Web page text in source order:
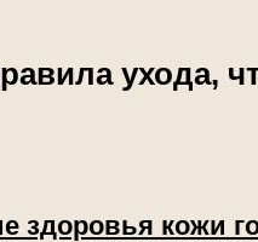
ухода,
здоровья кожи